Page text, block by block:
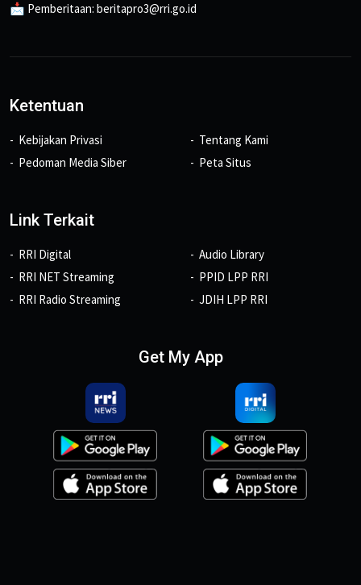
📩 Pemberitaan: beritapro3@rri.go.id
Ketentuan
Kebijakan Privasi
Pedoman Media Siber
Tentang Kami
Peta Situs
Link Terkait
RRI Digital
RRI NET Streaming
RRI Radio Streaming
Audio Library
PPID LPP RRI
JDIH LPP RRI
Get My App